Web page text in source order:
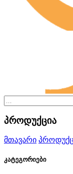
პროდუქცია
მთავარი
კატეგორიები